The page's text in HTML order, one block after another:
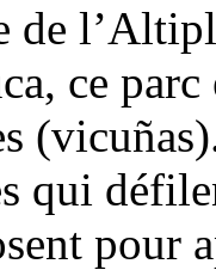
de
ce
qui
pour